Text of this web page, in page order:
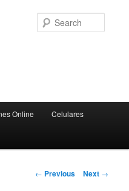
Online Celulares
Post
← Previous Next →